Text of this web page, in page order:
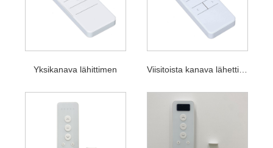
Yksikanava lähittimen